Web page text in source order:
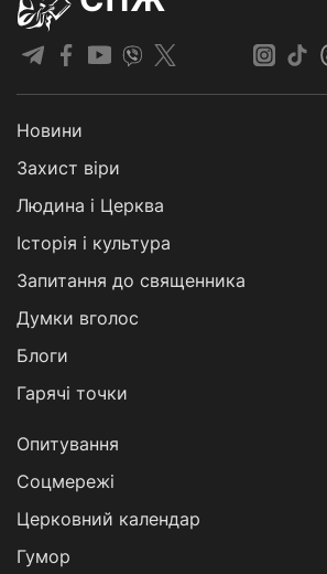
Новини
Захист віри
Людина і Церква
Історія і культура
Запитання до священника
Думки вголос
Блоги
Гарячі точки
Опитування
Соцмережі
Церковний календар
Гумор